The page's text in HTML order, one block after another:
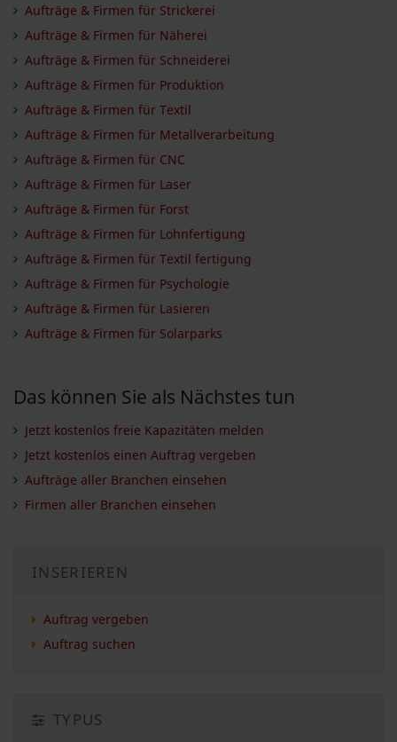
Aufträge & Firmen für Strickerei
Aufträge & Firmen für Näherei
Aufträge & Firmen für Schneiderei
Aufträge & Firmen für Produktion
Aufträge & Firmen für Textil
Aufträge & Firmen für Metallverarbeitung
Aufträge & Firmen für CNC
Aufträge & Firmen für Laser
Aufträge & Firmen für Forst
Aufträge & Firmen für Lohnfertigung
Aufträge & Firmen für Textil fertigung
Aufträge & Firmen für Psychologie
Aufträge & Firmen für Lasieren
Aufträge & Firmen für Solarparks
Das können Sie als Nächstes tun
Jetzt kostenlos freie Kapazitäten melden
Jetzt kostenlos einen Auftrag vergeben
Aufträge aller Branchen einsehen
Firmen aller Branchen einsehen
INSERIEREN
Auftrag vergeben
Auftrag suchen
TYPUS